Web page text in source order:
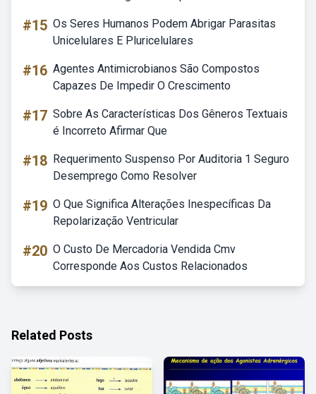
#15 Os Seres Humanos Podem Abrigar Parasitas
Unicelulares E Pluricelulares
#16 Agentes Antimicrobianos São Compostos
Capazes De Impedir O Crescimento
#17 Sobre As Características Dos Gêneros Textuais
é Incorreto Afirmar Que
#18 Requerimento Suspenso Por Auditoria 1 Seguro
Desemprego Como Resolver
#19 O Que Significa Alterações Inespecíficas Da
Repolarização Ventricular
#20 O Custo De Mercadoria Vendida Cmv
Corresponde Aos Custos Relacionados
Related Posts